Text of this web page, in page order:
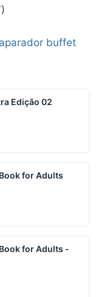
buffet
Edição 02
for Adults
for Adults -